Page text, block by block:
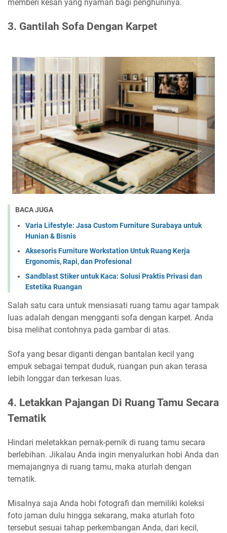
memberi kesan yang nyaman bagi penghuninya.
3. Gantilah Sofa Dengan Karpet
BACA JUGA
Varia Lifestyle: Jasa Custom Furniture Surabaya untuk
Hunian & Bisnis
Aksesoris Furniture Workstation Untuk Ruang Kerja
Ergonomis, Rapi, dan Profesional
Sandblast Stiker untuk Kaca: Solusi Praktis Privasi dan
Estetika Ruangan
Salah satu cara untuk mensiasati ruang tamu agar tampak
luas adalah dengan mengganti sofa dengan karpet. Anda
bisa melihat contohnya pada gambar di atas.
Sofa yang besar diganti dengan bantalan kecil yang
empuk sebagai tempat duduk, ruangan pun akan terasa
lebih longgar dan terkesan luas.
4. Letakkan Pajangan Di Ruang Tamu Secara
Tematik
Hindari meletakkan pernak-pernik di ruang tamu secara
berlebihan. Jikalau Anda ingin menyalurkan hobi Anda dan
memajangnya di ruang tamu, maka aturlah dengan
tematik.
Misalnya saja Anda hobi fotografi dan memiliki koleksi
foto jaman dulu hingga sekarang, maka aturlah foto
tersebut sesuai tahap perkembangan Anda, dari kecil,